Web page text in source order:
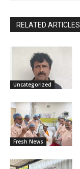
RELATED ARTICLES
Uncategorized
Fresh News